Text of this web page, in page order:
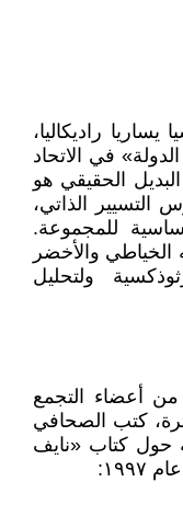
راديكاليا،
في الاتحاد
الحقيقي هو
التسيير الذاتي،
للمجموعة.
الخياطي والأخضر
ولتحليل
أعضاء التجمع
بفترة، كتب الصحافي
حول كتاب «نايف